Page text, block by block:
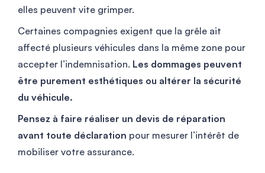
elles peuvent vite grimper.
Certaines compagnies exigent que la grêle ait
affecté plusieurs véhicules dans la même zone pour
accepter l’indemnisation. Les dommages peuvent
être purement esthétiques ou altérer la sécurité
du véhicule.
Pensez à faire réaliser un devis de réparation
avant toute déclaration pour mesurer l’intérêt de
mobiliser votre assurance.